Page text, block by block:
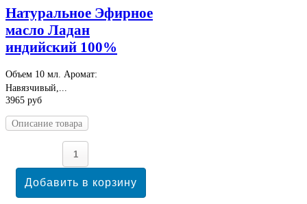
Натуральное Эфирное
масло Ладан
индийский 100%
Объем 10 мл. Аромат:
Навязчивый,...
3965 руб
Описание товара